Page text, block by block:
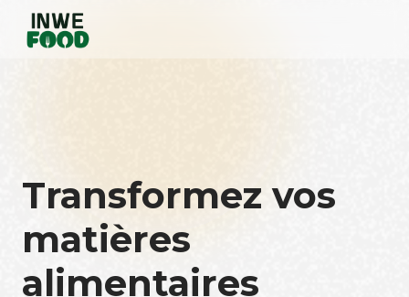
Transformez vos
matières
alimentaires